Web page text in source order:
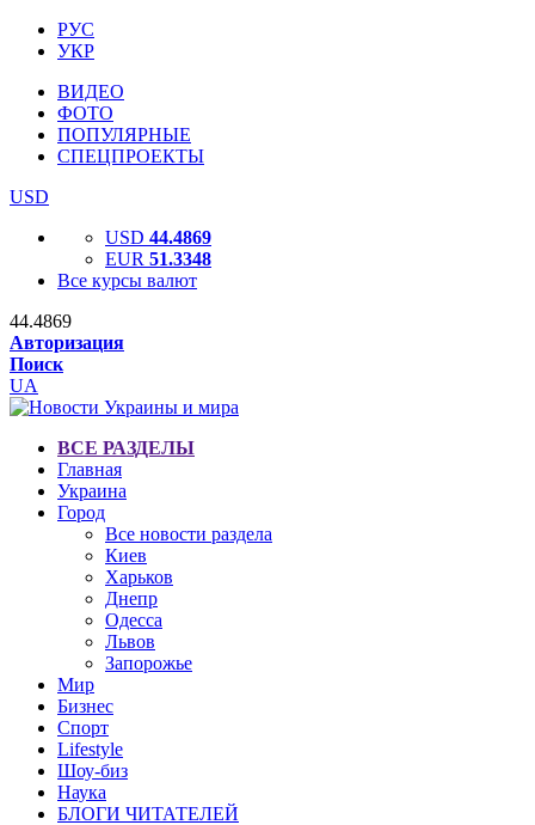
РУС
УКР
ВИДЕО
ФОТО
ПОПУЛЯРНЫЕ
СПЕЦПРОЕКТЫ
USD
USD 44.4869
EUR 51.3348
Все курсы валют
44.4869
Авторизация
Поиск
UA
ВСЕ РАЗДЕЛЫ
Главная
Украина
Город
Все новости раздела
Киев
Харьков
Днепр
Одесса
Львов
Запорожье
Мир
Бизнес
Спорт
Lifestyle
Шоу-биз
Наука
БЛОГИ ЧИТАТЕЛЕЙ